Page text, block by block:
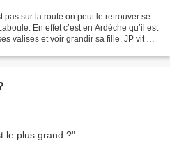
pas sur la route on peut le retrouver se
En effet c’est en Ardèche qu’il est
valises et voir grandir sa fille. JP vit en